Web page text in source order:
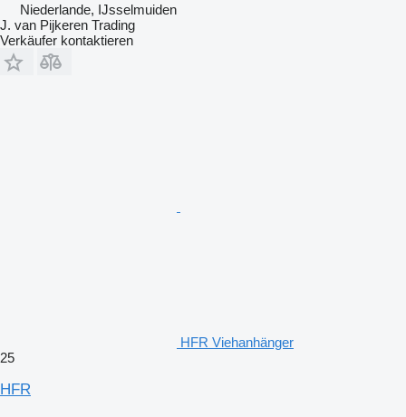
Niederlande, IJsselmuiden
J. van Pijkeren Trading
Verkäufer kontaktieren
HFR Viehanhänger
25
HFR